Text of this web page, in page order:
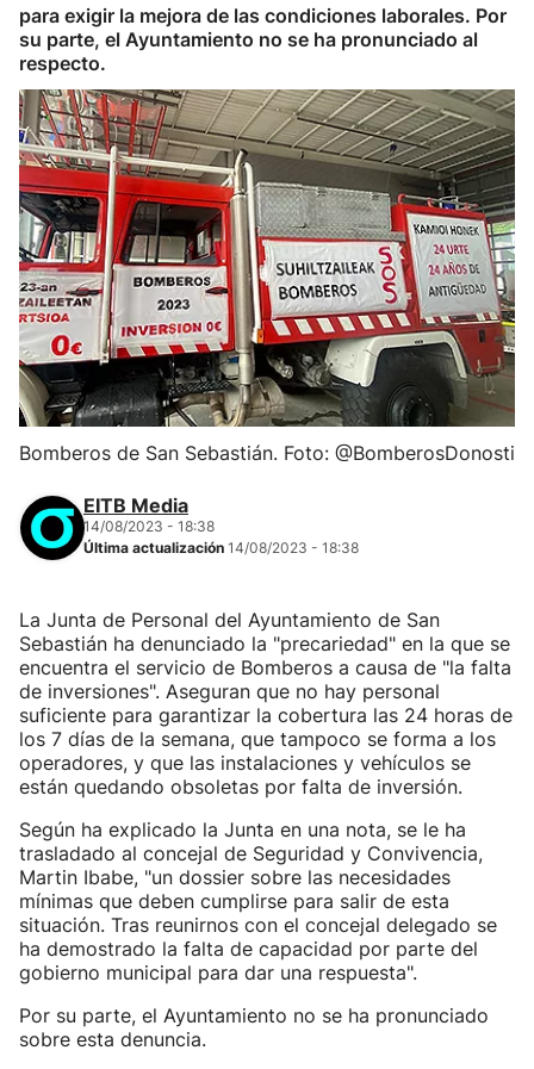
para exigir la mejora de las condiciones laborales. Por
su parte, el Ayuntamiento no se ha pronunciado al
respecto.
Bomberos de San Sebastián. Foto: @BomberosDonosti
EITB Media
14/08/2023 - 18:38
Última actualización 14/08/2023 - 18:38
La Junta de Personal del Ayuntamiento de San
Sebastián ha denunciado la "precariedad" en la que se
encuentra el servicio de Bomberos a causa de "la falta
de inversiones". Aseguran que no hay personal
suficiente para garantizar la cobertura las 24 horas de
los 7 días de la semana, que tampoco se forma a los
operadores, y que las instalaciones y vehículos se
están quedando obsoletas por falta de inversión.
Según ha explicado la Junta en una nota, se le ha
trasladado al concejal de Seguridad y Convivencia,
Martin Ibabe, "un dossier sobre las necesidades
mínimas que deben cumplirse para salir de esta
situación. Tras reunirnos con el concejal delegado se
ha demostrado la falta de capacidad por parte del
gobierno municipal para dar una respuesta".
Por su parte, el Ayuntamiento no se ha pronunciado
sobre esta denuncia.